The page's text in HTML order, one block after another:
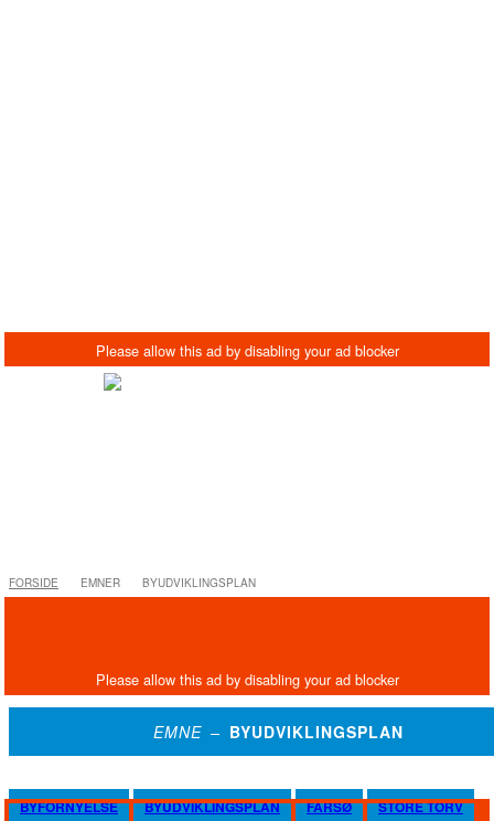
FORSIDE EMNER BYUDVIKLINGSPLAN
EMNE – BYUDVIKLINGSPLAN
BYFORNYELSE BYUDVIKLINGSPLAN FARSØ STORE TORV